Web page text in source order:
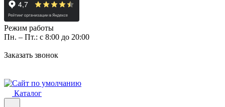
Режим работы
Пн. – Пт.: с 8:00 до 20:00
Заказать звонок
Каталог